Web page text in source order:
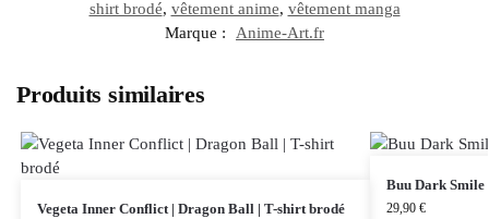
shirt brodé, vêtement anime, vêtement manga
Marque :
Anime-Art.fr
Produits similaires
Vegeta Inner Conflict | Dragon Ball | T-shirt brodé
Buu Dark
29,90 €